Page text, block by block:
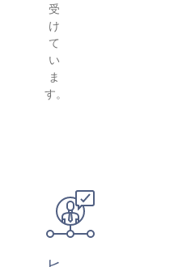
受
け
て
い
ま
す。